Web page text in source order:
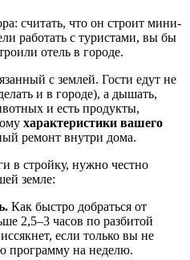
считать, что он строит мини-
работать с туристами, вы бы
отель в городе.
с землей. Гости едут не
и в городе), а дышать,
и есть продукты,
характеристики вашего
ремонт внутри дома.
в стройку, нужно честно
земле:
Как быстро добраться от
2,5–3 часов по разбитой
если только вы не
программу на неделю.